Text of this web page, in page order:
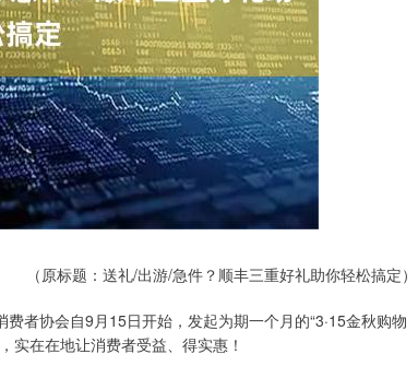
（原标题：送礼/出游/急件？顺丰三重好礼助你轻松搞定）
者协会自9月15日开始，发起为期一个月的“3·15金秋购物
实在在地让消费者受益、得实惠！
沪深300 4661.96 3.81 0.08%